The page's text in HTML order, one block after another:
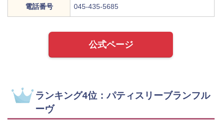
電話番号 045-435-5685
公式ページ
ランキング4位：パティスリーブランフル
ーヴ